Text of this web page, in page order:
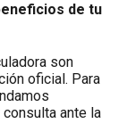
de tu
son
oficial. Para
ante la